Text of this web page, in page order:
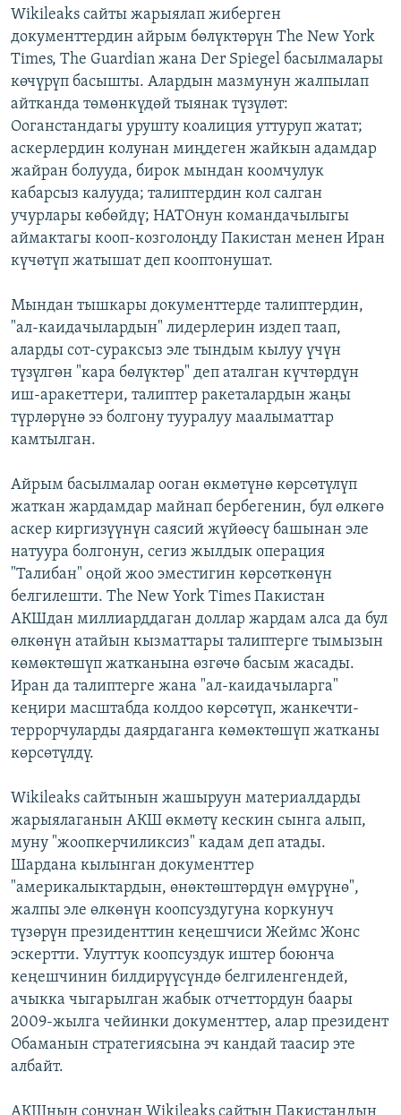
Wikileaks сайты жарыялап жиберген
документтердин айрым бөлүктөрүн The New York
Times, The Guardian жана Der Spiegel басылмалары
көчүрүп басышты. Алардын мазмунун жалпылап
айтканда төмөнкүдөй тыянак түзүлөт:
Ооганстандагы урушту коалиция уттуруп жатат;
аскерлердин колунан миңдеген жайкын адамдар
жайран болууда, бирок мындан коомчулук
кабарсыз калууда; талиптердин кол салган
учурлары көбөйдү; НАТОнун командачылыгы
аймактагы кооп-козголоңду Пакистан менен Иран
күчөтүп жатышат деп кооптонушат.
Мындан тышкары документтерде талиптердин,
"ал-каидачылардын" лидерлерин издеп таап,
аларды сот-сураксыз эле тындым кылуу үчүн
түзүлгөн "кара бөлүктөр" деп аталган күчтөрдүн
иш-аракеттери, талиптер ракеталардын жаңы
түрлөрүнө ээ болгону тууралуу маалыматтар
камтылган.
Айрым басылмалар ооган өкмөтүнө көрсөтүлүп
жаткан жардамдар майнап бербегенин, бул өлкөгө
аскер киргизүүнүн саясий жүйөөсү башынан эле
натуура болгонун, сегиз жылдык операция
"Талибан" оңой жоо эместигин көрсөткөнүн
белгилешти. The New York Times Пакистан
АКШдан миллиарддаган доллар жардам алса да бул
өлкөнүн атайын кызматтары талиптерге тымызын
көмөктөшүп жатканына өзгөчө басым жасады.
Иран да талиптерге жана "ал-каидачыларга"
кеңири масштабда колдоо көрсөтүп, жанкечти-
террорчуларды даярдаганга көмөктөшүп жатканы
көрсөтүлдү.
Wikileaks сайтынын жашыруун материалдарды
жарыялаганын АКШ өкмөтү кескин сынга алып,
муну "жоопкерчиликсиз" кадам деп атады.
Шардана кылынган документтер
"америкалыктардын, өнөктөштөрдүн өмүрүнө",
жалпы эле өлкөнүн коопсуздугуна коркунуч
түзөрүн президенттин кеңешчиси Жеймс Жонс
эскертти. Улуттук коопсуздук иштер боюнча
кеңешчинин билдирүүсүндө белгиленгендей,
ачыкка чыгарылган жабык отчеттордун баары
2009-жылга чейинки документтер, алар президент
Обаманын стратегиясына эч кандай таасир эте
албайт.